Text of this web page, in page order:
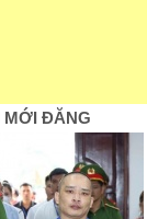
MỚI ĐĂNG